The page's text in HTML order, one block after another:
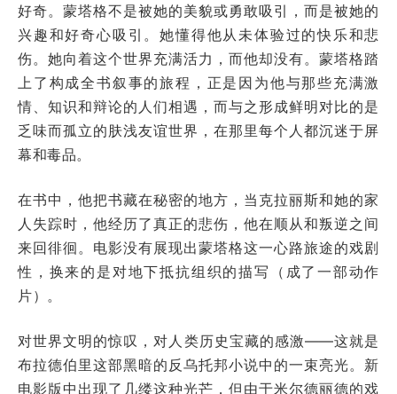
好奇。蒙塔格不是被她的美貌或勇敢吸引，而是被她的
兴趣和好奇心吸引。她懂得他从未体验过的快乐和悲
伤。她向着这个世界充满活力，而他却没有。蒙塔格踏
上了构成全书叙事的旅程，正是因为他与那些充满激
情、知识和辩论的人们相遇，而与之形成鲜明对比的是
乏味而孤立的肤浅友谊世界，在那里每个人都沉迷于屏
幕和毒品。
在书中，他把书藏在秘密的地方，当克拉丽斯和她的家
人失踪时，他经历了真正的悲伤，他在顺从和叛逆之间
来回徘徊。电影没有展现出蒙塔格这一心路旅途的戏剧
性，换来的是对地下抵抗组织的描写（成了一部动作
片）。
对世界文明的惊叹，对人类历史宝藏的感激——这就是
布拉德伯里这部黑暗的反乌托邦小说中的一束亮光。新
电影版中出现了几缕这种光芒，但由于米尔德丽德的戏